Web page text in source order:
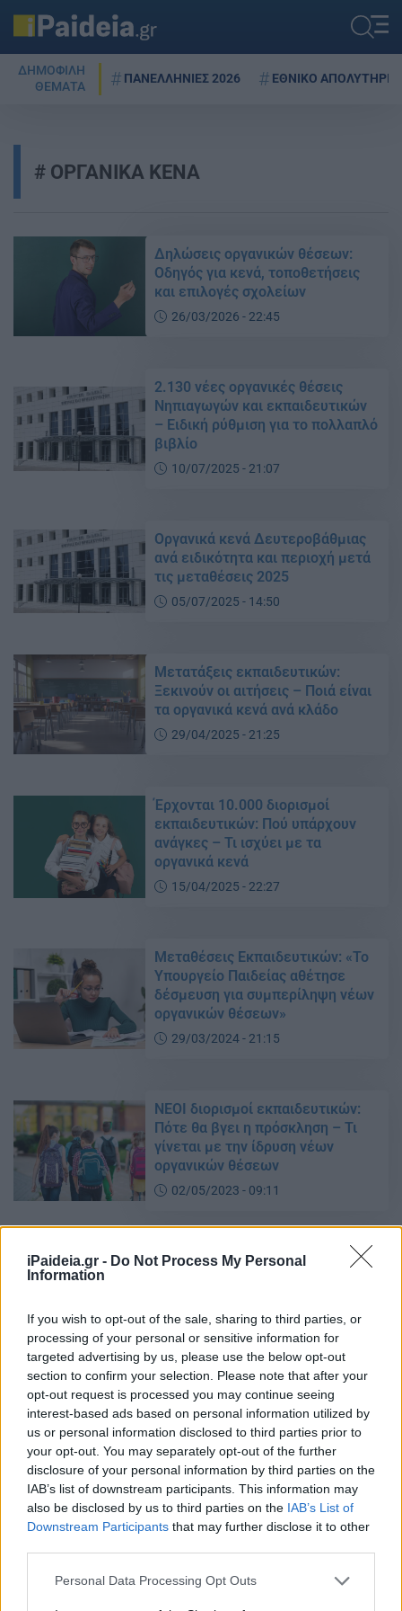
iPaideia.gr - Do Not Process My Personal
Information
If you wish to opt-out of the sale, sharing to third parties, or
processing of your personal or sensitive information for
targeted advertising by us, please use the below opt-out
section to confirm your selection. Please note that after your
opt-out request is processed you may continue seeing
interest-based ads based on personal information utilized by
us or personal information disclosed to third parties prior to
your opt-out. You may separately opt-out of the further
disclosure of your personal information by third parties on the
IAB’s list of downstream participants. This information may
also be disclosed by us to third parties on the IAB’s List of
Downstream Participants that may further disclose it to other
Please note that this website/app uses one or more Google
Personal Data Processing Opt Outs
ΔΗΜΟΦΙΛΗ
ΘΕΜΑΤΑ
ΠΑΝΕΛΛΗΝΙΕΣ 2026 ΕΘΝΙΚΟ ΑΠΟΛΥΤΗΡΙΟ
ΟΡΓΑΝΙΚΑ ΚΕΝΑ
Δηλώσεις οργανικών θέσεων:
Οδηγός για κενά, τοποθετήσεις
και επιλογές σχολείων
26/03/2026 - 22:45
2.130 νέες οργανικές θέσεις
Νηπιαγωγών και εκπαιδευτικών
– Ειδική ρύθμιση για το πολλαπλό
βιβλίο
10/07/2025 - 21:07
Οργανικά κενά Δευτεροβάθμιας
ανά ειδικότητα και περιοχή μετά
τις μεταθέσεις 2025
05/07/2025 - 14:50
Μετατάξεις εκπαιδευτικών:
Ξεκινούν οι αιτήσεις – Ποιά είναι
τα οργανικά κενά ανά κλάδο
29/04/2025 - 21:25
Έρχονται 10.000 διορισμοί
εκπαιδευτικών: Πού υπάρχουν
ανάγκες – Τι ισχύει με τα
οργανικά κενά
15/04/2025 - 22:27
Μεταθέσεις Εκπαιδευτικών: «Το
Υπουργείο Παιδείας αθέτησε
δέσμευση για συμπερίληψη νέων
οργανικών θέσεων»
29/03/2024 - 21:15
ΝΕΟΙ διορισμοί εκπαιδευτικών:
Πότε θα βγει η πρόσκληση – Τι
γίνεται με την ίδρυση νέων
οργανικών θέσεων
02/05/2023 - 09:11
Σχολεία: Πόσες προσλήψεις
27/04/2023 - 11:36
Διορισμοί εκπαιδευτικών:
Κραυγή αγωνίας για τα
εκατοντάδες κενά – Σε ποιά
ειδικότητα
19/04/2023 - 10:49
σύσταση νέων οργανικών θέσεων